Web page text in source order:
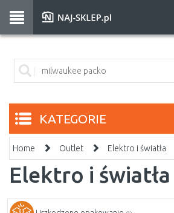
KATEGORIE
Home Outlet Elektro i światła
Elektro i